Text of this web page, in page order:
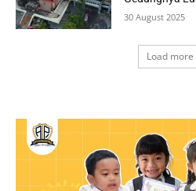
30 August 2025
Load more